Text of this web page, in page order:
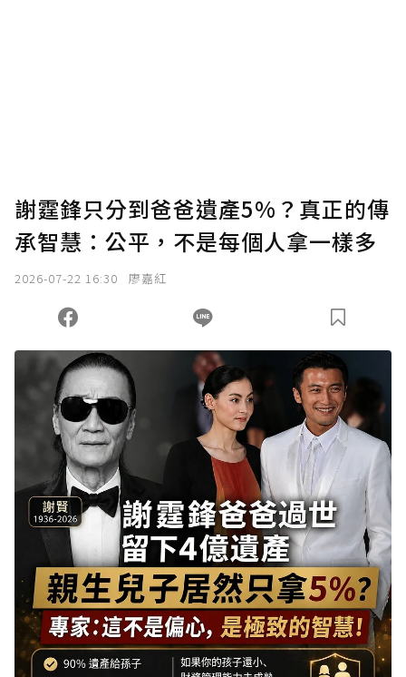
謝霆鋒只分到爸爸遺產5%？真正的傳
承智慧：公平，不是每個人拿一樣多
2026-07-22 16:30 廖嘉紅